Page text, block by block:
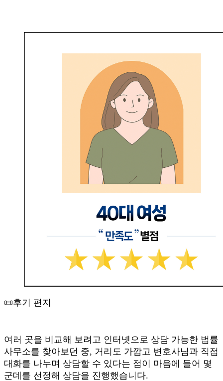
📜후기 편지
여러 곳을 비교해 보려고 인터넷으로 상담 가능한 법률
사무소를 찾아보던 중, 거리도 가깝고 변호사님과 직접
대화를 나누며 상담할 수 있다는 점이 마음에 들어 몇
군데를 선정해 상담을 진행했습니다.